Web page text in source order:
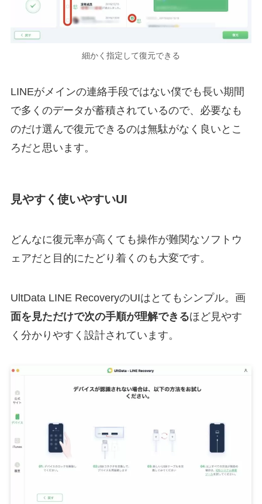
細かく指定して復元できる
LINEがメインの連絡手段ではない僕でも長い期間
で多くのデータが蓄積されているので、必要なも
のだけ選んで復元できるのは無駄がなく良いとこ
ろだと思います。
見やすく使いやすいUI
どんなに復元率が高くても操作が難関なソフトウ
ェアだと目的にたどり着くのも大変です。
UltData LINE RecoveryのUIはとてもシンプル。画
面を見ただけで次の手順が理解できるほど見やす
く分かりやすく設計されています。